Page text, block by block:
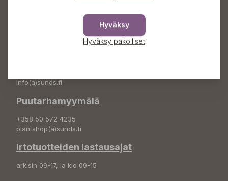
info(a)sunds.fi
Puutarhamyymälä
+358 50 572 4235
plantshop(a)sunds.fi
Irtotuotteiden lastausajat
arkisin 09-17, la klo 09-15
Hyväksy
Hyväksy pakolliset